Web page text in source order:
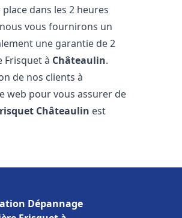
dans les 2 heures
vous fournirons un
une garantie de 2
Frisquet à Châteaulin.
de nos clients à
web pour vous assurer de
Châteaulin est
Dépannage